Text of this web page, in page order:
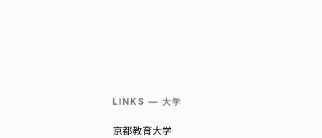
LINKS — 大学
京都教育大学